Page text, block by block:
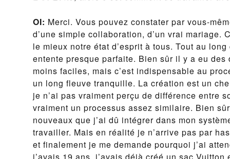
OI: Merci. Vous pouvez constater par vous-
d’une simple collaboration, d’un vrai mariage.
le mieux notre état d’esprit à tous. Tout au
entente presque parfaite. Bien sûr il y a eu des
moins faciles, mais c’est indispensable au
un long fleuve tranquille. La création est un
je n’ai pas vraiment perçu de différence entre
vraiment un processus assez similaire. Bien
nouveaux que j’ai dû intégrer dans mon
travailler. Mais en réalité je n’arrive pas par
et finalement je me demande pourquoi j’ai